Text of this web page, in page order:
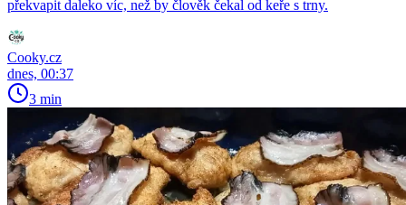
překvapit daleko víc, než by člověk čekal od keře s trny.
Cooky.cz
dnes, 00:37
3 min